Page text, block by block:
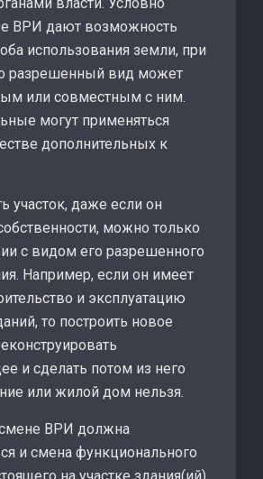
ВРИ дают возможность
использования земли, при
разрешенный вид может
или совместным с ним.
могут применяться
дополнительных к
участок, даже если он
можно только
с видом его разрешенного
Например, если он имеет
и эксплуатацию
то построить новое
и сделать потом из него
или жилой дом нельзя.
ВРИ должна
и смена функционального